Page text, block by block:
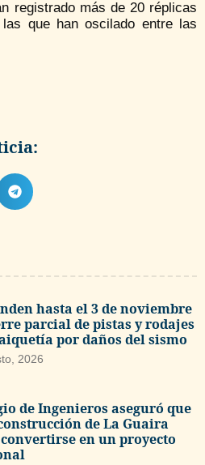
hasta el 3 de noviembre
parcial de pistas y rodajes
por daños del sismo
2026
de Ingenieros aseguró que
de La Guaira
en un proyecto
registrado más de 20 réplicas
que han oscilado entre las